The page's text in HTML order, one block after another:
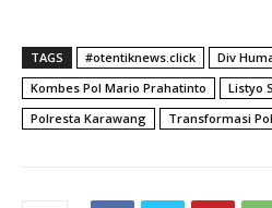
TAGS #otentiknews.click Div
Kombes Pol Mario Prahatinto
Listyo
Polresta Karawang
Transformasi